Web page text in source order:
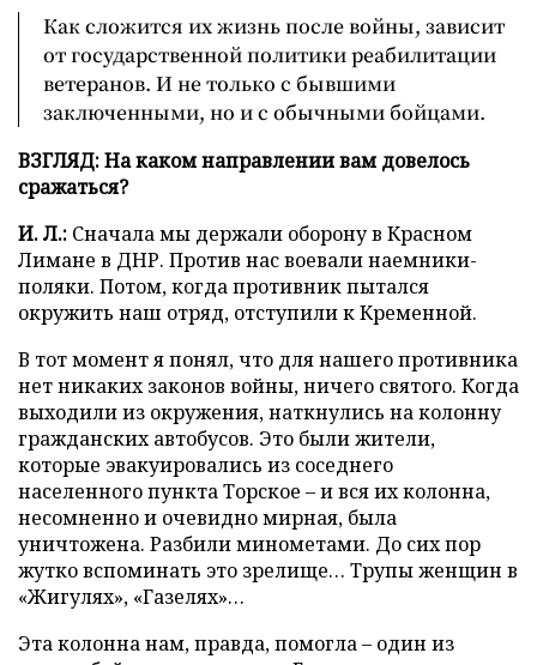
Как сложится их жизнь после войны, зависит
от государственной политики реабилитации
ветеранов. И не только с бывшими
заключенными, но и с обычными бойцами.
ВЗГЛЯД: На каком направлении вам довелось
сражаться?
И. Л.: Сначала мы держали оборону в Красном
Лимане в ДНР. Против нас воевали наемники-
поляки. Потом, когда противник пытался
окружить наш отряд, отступили к Кременной.
В тот момент я понял, что для нашего противника
нет никаких законов войны, ничего святого. Когда
выходили из окружения, наткнулись на колонну
гражданских автобусов. Это были жители,
которые эвакуировались из соседнего
населенного пункта Торское – и вся их колонна,
несомненно и очевидно мирная, была
уничтожена. Разбили минометами. До сих пор
жутко вспоминать это зрелище… Трупы женщин в
«Жигулях», «Газелях»…
Эта колонна нам, правда, помогла – один из